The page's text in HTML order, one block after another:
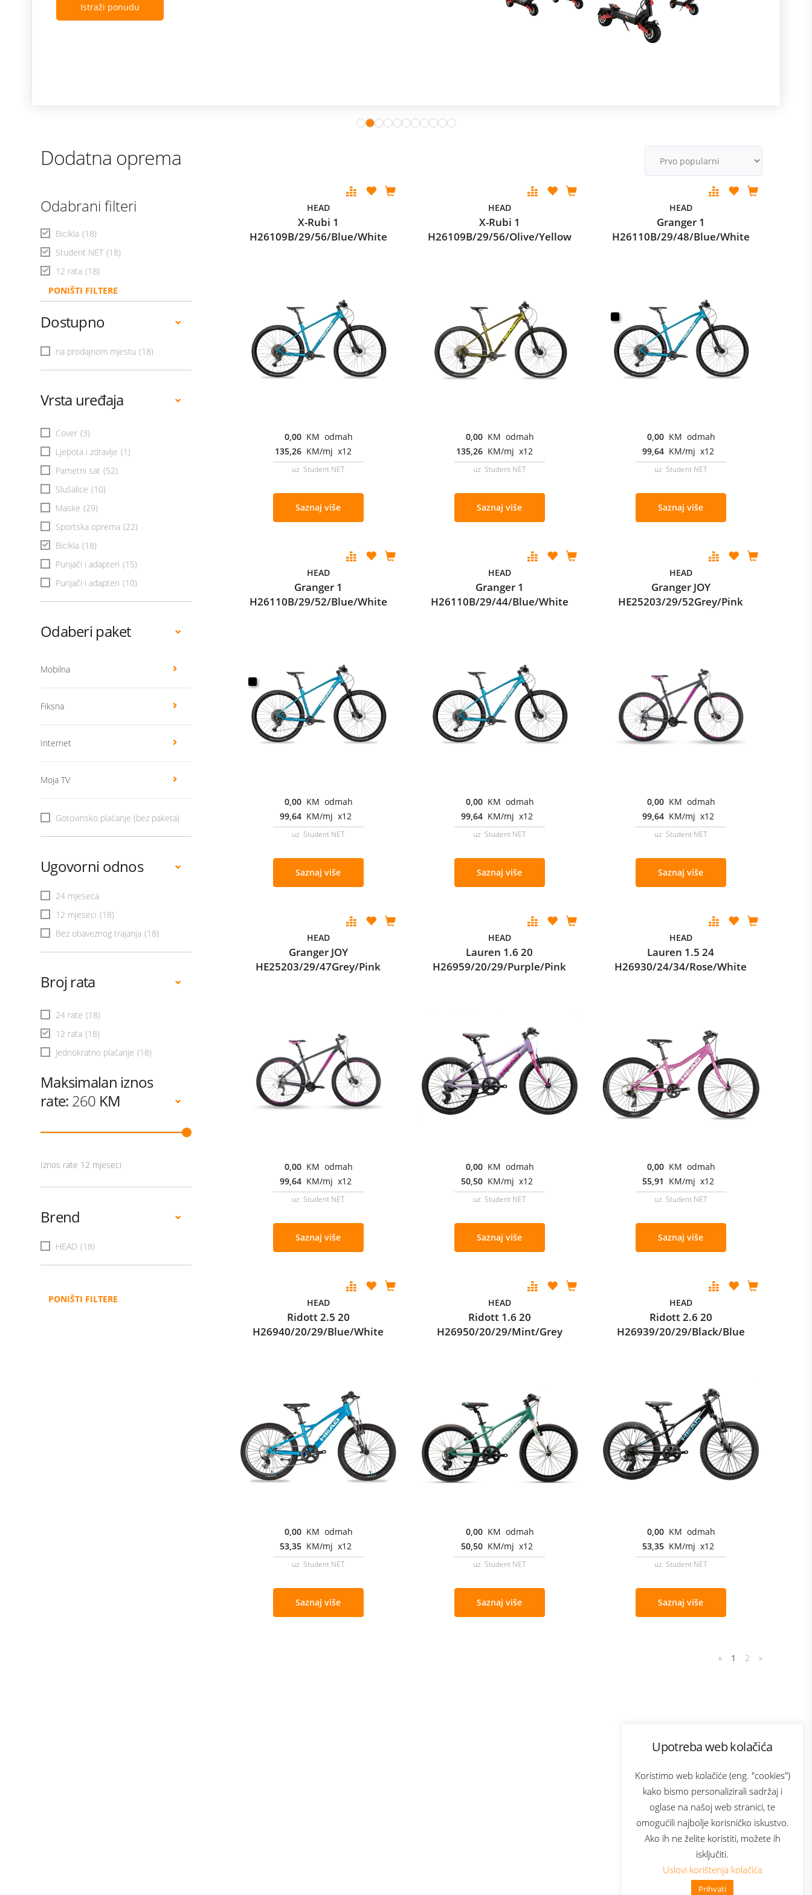
Upotreba web kolačića
Koristimo web kolačiće (eng. "cookies")
kako bismo personalizirali sadržaj i
oglase na našoj web stranici, te
omogućili najbolje korisničko iskustvo.
Ako ih ne želite koristiti, možete ih
isključiti.
Uslovi korištenja kolačića
Prihvati
👋 Zdravo, kako mogu pomoći?
Istraži ponudu
Dodatna oprema
Odabrani filteri
Bicikla (18)
Student NET (18)
12 rata (18)
PONIŠTI FILTERE
Dostupno
na prodajnom mjestu (18)
Vrsta uređaja
Cover (3)
Ljepota i zdravlje (1)
Pametni sat (52)
Slušalice (10)
Maske (29)
Sportska oprema (22)
Bicikla (18)
Punjači i adapteri (15)
Punjači i adapteri (10)
Odaberi paket
Mobilna
Fiksna
Internet
Moja TV
Gotovinsko plaćanje (bez paketa)
Ugovorni odnos
24 mjeseca
12 mjeseci (18)
Bez obaveznog trajanja (18)
Broj rata
24 rate (18)
12 rata (18)
Jednokratno plaćanje (18)
Maksimalan iznos
rate: 260 KM
Iznos rate 12 mjeseci
Brend
HEAD (18)
PONIŠTI FILTERE
HEAD
X-Rubi 1
H26109B/29/56/Blue/White
0,00 KM odmah
135,26 KM/mj x12
uz Student NET
Saznaj više
HEAD
X-Rubi 1
H26109B/29/56/Olive/Yellow
0,00 KM odmah
135,26 KM/mj x12
uz Student NET
Saznaj više
HEAD
Granger 1
H26110B/29/48/Blue/White
0,00 KM odmah
99,64 KM/mj x12
uz Student NET
Saznaj više
HEAD
Granger 1
H26110B/29/52/Blue/White
0,00 KM odmah
99,64 KM/mj x12
uz Student NET
Saznaj više
HEAD
Granger 1
H26110B/29/44/Blue/White
0,00 KM odmah
99,64 KM/mj x12
uz Student NET
Saznaj više
HEAD
Granger JOY
HE25203/29/52Grey/Pink
0,00 KM odmah
99,64 KM/mj x12
uz Student NET
Saznaj više
HEAD
Granger JOY
HE25203/29/47Grey/Pink
0,00 KM odmah
99,64 KM/mj x12
uz Student NET
Saznaj više
HEAD
Lauren 1.6 20
H26959/20/29/Purple/Pink
0,00 KM odmah
50,50 KM/mj x12
uz Student NET
Saznaj više
HEAD
Lauren 1.5 24
H26930/24/34/Rose/White
0,00 KM odmah
55,91 KM/mj x12
uz Student NET
Saznaj više
HEAD
Ridott 2.5 20
H26940/20/29/Blue/White
0,00 KM odmah
53,35 KM/mj x12
uz Student NET
Saznaj više
HEAD
Ridott 1.6 20
H26950/20/29/Mint/Grey
0,00 KM odmah
50,50 KM/mj x12
uz Student NET
Saznaj više
HEAD
Ridott 2.6 20
H26939/20/29/Black/Blue
0,00 KM odmah
53,35 KM/mj x12
uz Student NET
Saznaj više
« 1 2 »
Bonus plus
Prijava za newsletter